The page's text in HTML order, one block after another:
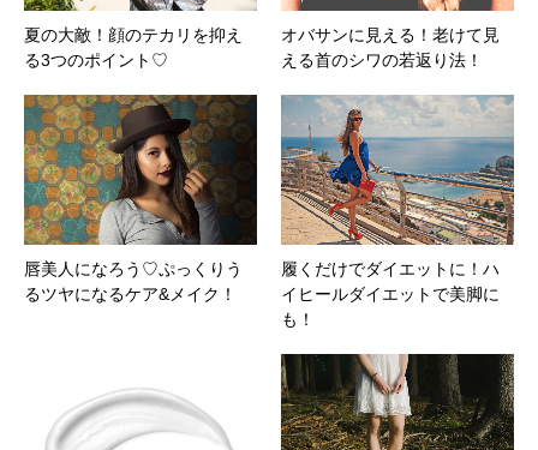
夏の大敵！顔のテカリを抑え
る3つのポイント♡
オバサンに見える！老けて見
える首のシワの若返り法！
唇美人になろう♡ぷっくりう
るツヤになるケア&メイク！
履くだけでダイエットに！ハ
イヒールダイエットで美脚に
も！